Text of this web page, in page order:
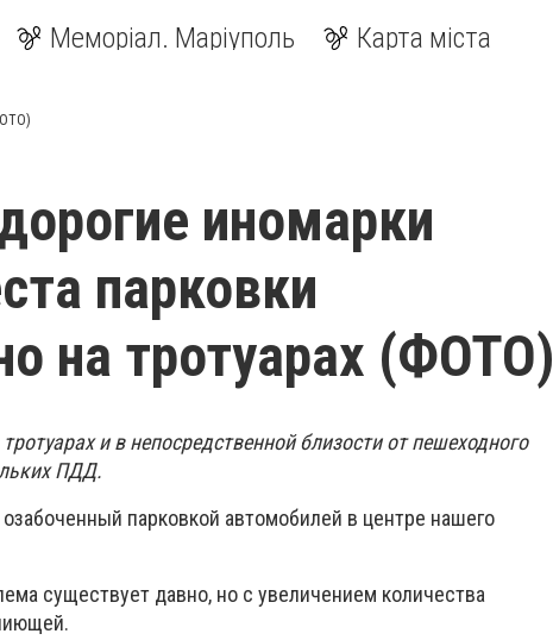
Меморіал. Маріуполь Карта міста
иномарки
парковки
на тротуарах (ФОТО)
и в непосредственной близости от пешеходного
ПДД.
парковкой автомобилей в центре нашего
существует давно, но с увеличением количества